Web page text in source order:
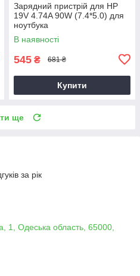
Зарядний пристрій для HP
19V 4.74A 90W (7.4*5.0) для
ноутбука
В наявності
545 ₴ 681 ₴
Купити
ще
за рік
1, Одеська область, 65000,